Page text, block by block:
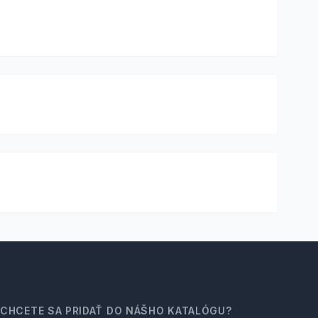
CHCETE SA PRIDAŤ DO NÁŠHO KATALÓGU?